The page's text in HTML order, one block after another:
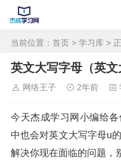
当前位置： 首页 > 学习库 >
英文大写字母（英文
网络王子 2年前
今天杰成学习网小编给
中也会对英文大写字母u
解决你现在面临的问题，